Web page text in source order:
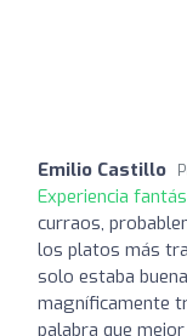
Emilio Castillo
Experiencia
curraos,
los platos más
solo estaba
magníficamente
palabra que